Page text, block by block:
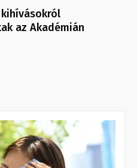
az Akadémián